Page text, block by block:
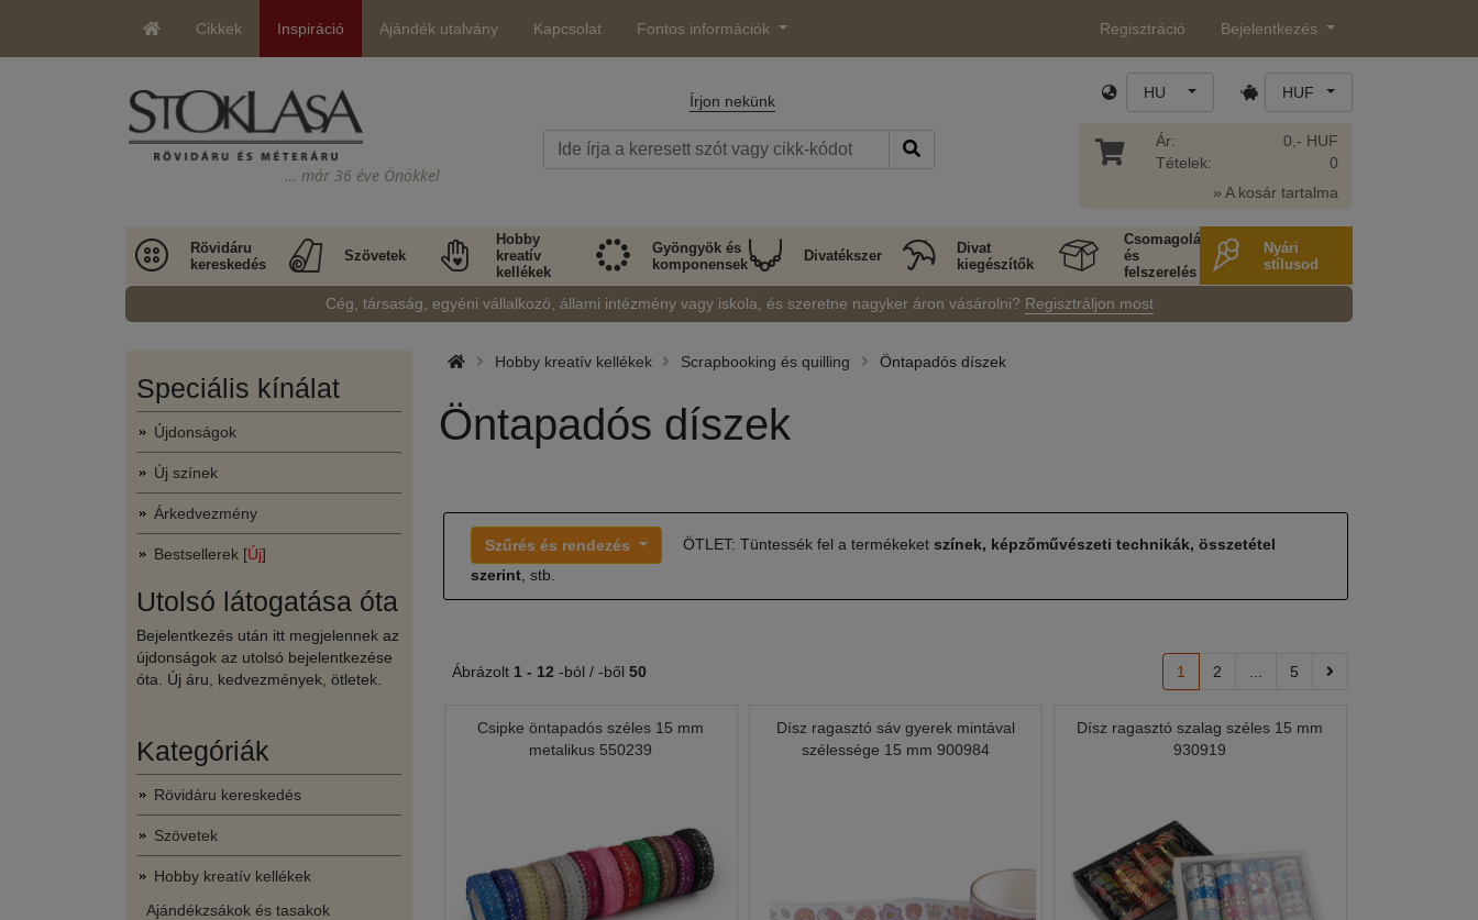
Cikkek Inspiráció Ajándék utalvány Kapcsolat Fontos információk Regisztráció Bejelentkezés
… már 36 éve Önökkel
Írjon nekünk HU HUF
Ár:
Tételek:
0,- HUF
0
» A kosár tartalma
Rövidáru
kereskedés
Szövetek
Hobby
kreatív
kellékek
Gyöngyök és
komponensek
Divatékszer
Divat
kiegészítők
Csomagolás
és
felszerelés
Nyári
stílusod
Cég, társaság, egyéni vállalkozó, állami intézmény vagy iskola, és szeretne nagyker áron vásárolni? Regisztráljon most
Speciális kínálat
Újdonságok
Új színek
Árkedvezmény
Bestsellerek [Új]
Utolsó látogatása óta
Bejelentkezés után itt megjelennek az
újdonságok az utolsó bejelentkezése
óta. Új áru, kedvezmények, ötletek.
Kategóriák
Rövidáru kereskedés
Szövetek
Hobby kreatív kellékek
Ajándékzsákok és tasakok
Hobby kreatív kellékek Scrapbooking és quilling Öntapadós díszek
Öntapadós díszek
Szűrés és rendezés ÖTLET: Tüntessék fel a termékeket színek, képzőművészeti technikák, összetétel
szerint , stb.
Ábrázolt 1 - 12 -ból / -ből 50 1 2 5
Csipke öntapadós széles 15 mm
metalikus 550239
Dísz ragasztó sáv gyerek mintával
szélessége 15 mm 900984
Dísz ragasztó szalag széles 15 mm
930919